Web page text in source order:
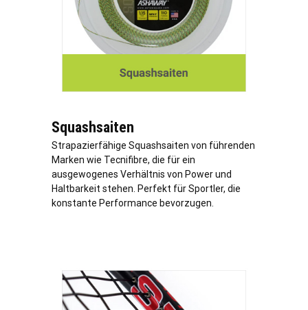
Squashsaiten
Strapazierfähige Squashsaiten von führenden
Marken wie Tecnifibre, die für ein
ausgewogenes Verhältnis von Power und
Haltbarkeit stehen. Perfekt für Sportler, die
konstante Performance bevorzugen.